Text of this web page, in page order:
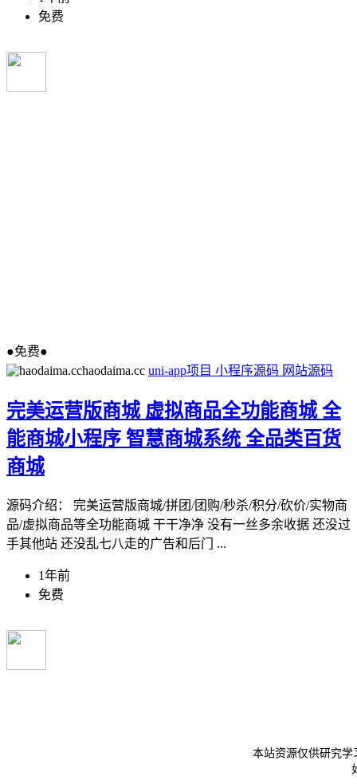
免费
●免费●
haodaima.cc uni-app项目 小程序源码 网站源码
完美运营版商城 虚拟商品全功能商城 全
能商城小程序 智慧商城系统 全品类百货
商城
源码介绍： 完美运营版商城/拼团/团购/秒杀/积分/砍价/实物商
品/虚拟商品等全功能商城 干干净净 没有一丝多余收据 还没过
手其他站 还没乱七八走的广告和后门 ...
1年前
免费
本站资源仅供研究学
如